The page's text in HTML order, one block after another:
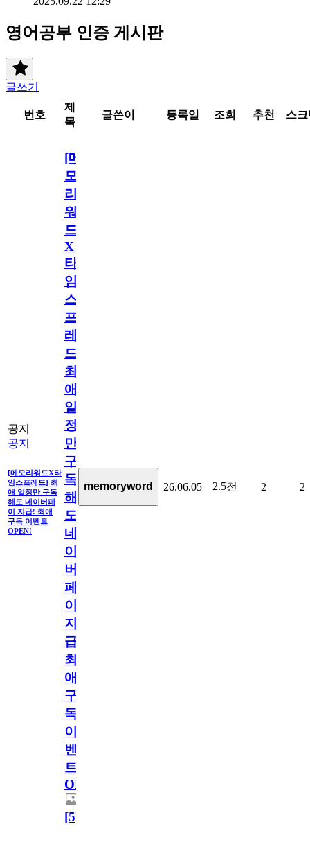
영어공부 인증 게시판
글쓰기
번호
제
목
글쓴이 등록일 조회 추천 스
공지
공지
[메모리워드X타
임스프레드] 최
애 일정만 구독
해도 네이버페
이 지급! 최애
구독 이벤트
OPEN!
[메
모
리
워
드
X
타
임
스
프
레
드]
최
애
일
정
만
구
독
해
도
네
이
버
페
이
지
급!
최
애
구
독
이
벤
트
OPEN!
[5]
memoryword 26.06.05 2.5천 2 2